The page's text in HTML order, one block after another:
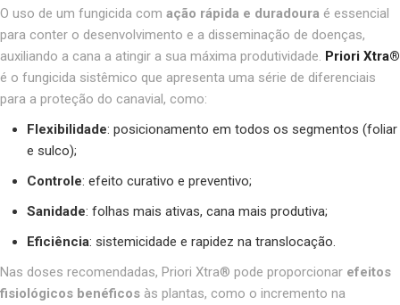
O uso de um fungicida com ação rápida e duradoura é essencial
para conter o desenvolvimento e a disseminação de doenças,
auxiliando a cana a atingir a sua máxima produtividade. Priori Xtra®
é o fungicida sistêmico que apresenta uma série de diferenciais
para a proteção do canavial, como:
Flexibilidade: posicionamento em todos os segmentos (foliar
e sulco);
Controle: efeito curativo e preventivo;
Sanidade: folhas mais ativas, cana mais produtiva;
Eficiência: sistemicidade e rapidez na translocação.
Nas doses recomendadas, Priori Xtra® pode proporcionar efeitos
fisiológicos benéficos às plantas, como o incremento na